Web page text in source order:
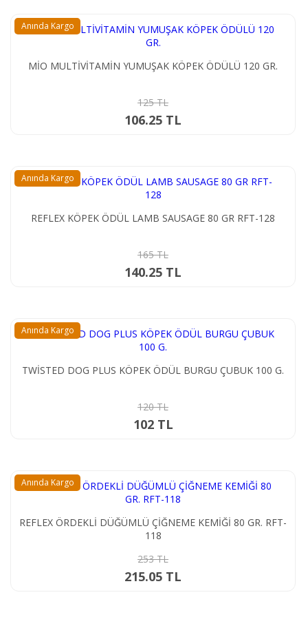
MİO MULTİVİTAMİN YUMUŞAK KÖPEK ÖDÜLÜ 120 GR.
125 TL
106.25 TL
Anında Kargo
REFLEX KÖPEK ÖDÜL LAMB SAUSAGE 80 GR RFT-128
165 TL
140.25 TL
Anında Kargo
TWİSTED DOG PLUS KÖPEK ÖDÜL BURGU ÇUBUK 100 G.
120 TL
102 TL
Anında Kargo
REFLEX ÖRDEKLİ DÜĞÜMLÜ ÇİĞNEME KEMİĞİ 80 GR. RFT-
118
253 TL
215.05 TL
Anında Kargo